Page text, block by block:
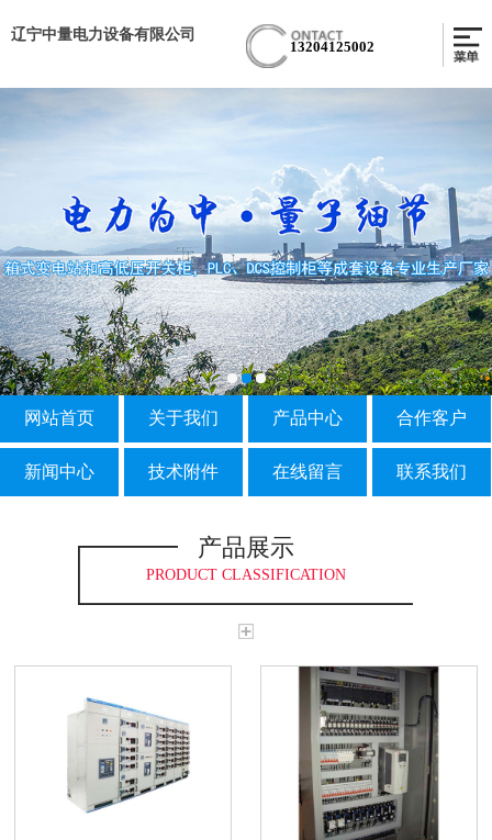
辽宁中量电力设备有限公司
13204125002
网站首页 关于我们 产品中心 合作客户
新闻中心 技术附件 在线留言 联系我们
产品展示
PRODUCT CLASSIFICATION